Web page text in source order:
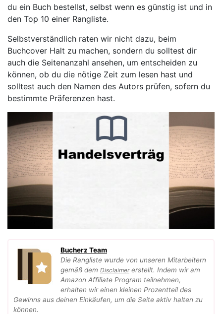
du ein Buch bestellst, selbst wenn es günstig ist und in
den Top 10 einer Rangliste.
Selbstverständlich raten wir nicht dazu, beim
Buchcover Halt zu machen, sondern du solltest dir
auch die Seitenanzahl ansehen, um entscheiden zu
können, ob du die nötige Zeit zum lesen hast und
solltest auch den Namen des Autors prüfen, sofern du
bestimmte Präferenzen hast.
Bucherz Team
Die Rangliste wurde von unseren Mitarbeitern
gemäß dem Disclaimererstellt. Indem wir am
Amazon Affiliate Program teilnehmen,
erhalten wir einen kleinen Prozentteil des
Gewinns aus deinen Einkäufen, um die Seite aktiv halten zu
können.